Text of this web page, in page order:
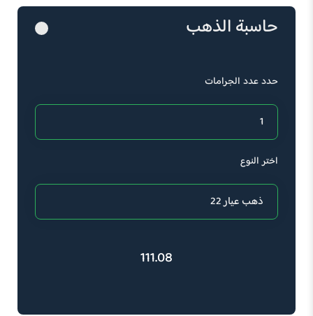
حاسبة الذهب
حدد عدد الجرامات
اختر النوع
111.08